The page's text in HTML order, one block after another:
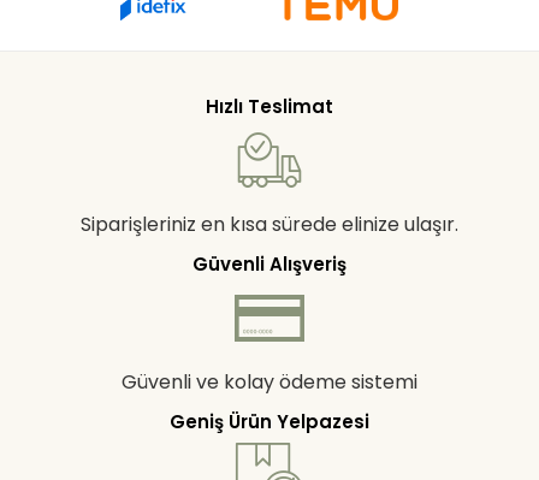
Hızlı Teslimat
Siparişleriniz en kısa sürede elinize ulaşır.
Güvenli Alışveriş
Güvenli ve kolay ödeme sistemi
Geniş Ürün Yelpazesi